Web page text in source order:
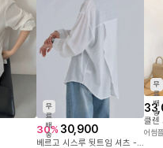
무
료
배
송
30% 30,900
무
료
배
송
클렌
어썸